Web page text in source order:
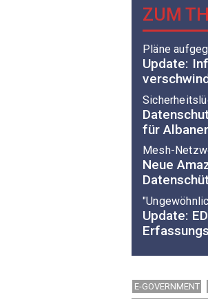
ZUM
Pläne
Update:
für
Mesh-
Neue
Update:
E-GOVERNMENT